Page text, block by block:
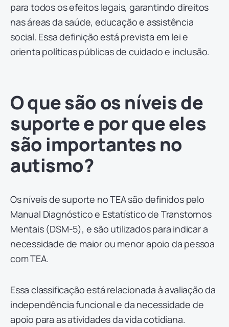
para todos os efeitos legais, garantindo direitos
nas áreas da saúde, educação e assistência
social. Essa definição está prevista em lei e
orienta políticas públicas de cuidado e inclusão.
O que são os níveis de
suporte e por que eles
são importantes no
autismo?
Os níveis de suporte no TEA são definidos pelo
Manual Diagnóstico e Estatístico de Transtornos
Mentais (DSM-5), e são utilizados para indicar a
necessidade de maior ou menor apoio da pessoa
com TEA.
Essa classificação está relacionada à avaliação da
independência funcional e da necessidade de
apoio para as atividades da vida cotidiana.